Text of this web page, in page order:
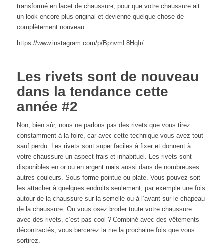
transformé en lacet de chaussure, pour que votre chaussure ait
un look encore plus original et devienne quelque chose de
complètement nouveau.
https://www.instagram.com/p/BphvmL8HqIr/
Les rivets sont de nouveau
dans la tendance cette
année #2
Non, bien sûr, nous ne parlons pas des rivets que vous tirez
constamment à la foire, car avec cette technique vous avez tout
sauf perdu. Les rivets sont super faciles à fixer et donnent à
votre chaussure un aspect frais et inhabituel. Les rivets sont
disponibles en or ou en argent mais aussi dans de nombreuses
autres couleurs. Sous forme pointue ou plate. Vous pouvez soit
les attacher à quelques endroits seulement, par exemple une fois
autour de la chaussure sur la semelle ou à l’avant sur le chapeau
de la chaussure. Ou vous osez broder toute votre chaussure
avec des rivets, c’est pas cool ? Combiné avec des vêtements
décontractés, vous bercerez la rue la prochaine fois que vous
sortirez.